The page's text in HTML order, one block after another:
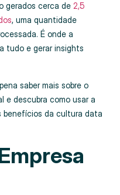
gerados cerca de 2,5
, uma quantidade
É onde a
tudo e gerar insights
saber mais sobre o
e descubra como usar a
benefícios da cultura data